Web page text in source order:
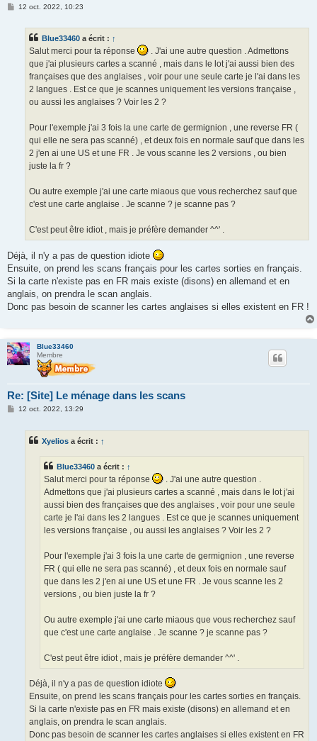
M12 oct. 2022, 10:23
Blue33460 a écrit : ↑
Salut merci pour ta réponse
. J'ai une autre question . Admettons
que j'ai plusieurs cartes a scanné , mais dans le lot j'ai aussi bien des
françaises que des anglaises , voir pour une seule carte je l'ai dans les
2 langues . Est ce que je scannes uniquement les versions française ,
ou aussi les anglaises ? Voir les 2 ?
Pour l'exemple j'ai 3 fois la une carte de germignion , une reverse FR (
qui elle ne sera pas scanné) , et deux fois en normale sauf que dans les
2 j'en ai une US et une FR . Je vous scanne les 2 versions , ou bien
juste la fr ?
Ou autre exemple j'ai une carte miaous que vous recherchez sauf que
c'est une carte anglaise . Je scanne ? je scanne pas ?
C'est peut être idiot , mais je préfère demander ^^' .
Déjà, il n'y a pas de question idiote
Ensuite, on prend les scans français pour les cartes sorties en français.
Si la carte n'existe pas en FR mais existe (disons) en allemand et en
anglais, on prendra le scan anglais.
Donc pas besoin de scanner les cartes anglaises si elles existent en FR !
Blue33460
Membre
Re: [Site] Le ménage dans les scans
M
12 oct. 2022, 13:29
Xyelios a écrit : ↑
Blue33460 a écrit : ↑
Salut merci pour ta réponse
. J'ai une autre question .
Admettons que j'ai plusieurs cartes a scanné , mais dans le lot j'ai
aussi bien des françaises que des anglaises , voir pour une seule
carte je l'ai dans les 2 langues . Est ce que je scannes uniquement
les versions française , ou aussi les anglaises ? Voir les 2 ?
Pour l'exemple j'ai 3 fois la une carte de germignion , une reverse
FR ( qui elle ne sera pas scanné) , et deux fois en normale sauf
que dans les 2 j'en ai une US et une FR . Je vous scanne les 2
versions , ou bien juste la fr ?
Ou autre exemple j'ai une carte miaous que vous recherchez sauf
que c'est une carte anglaise . Je scanne ? je scanne pas ?
C'est peut être idiot , mais je préfère demander ^^' .
Déjà, il n'y a pas de question idiote
Ensuite, on prend les scans français pour les cartes sorties en français.
Si la carte n'existe pas en FR mais existe (disons) en allemand et en
anglais, on prendra le scan anglais.
Donc pas besoin de scanner les cartes anglaises si elles existent en FR